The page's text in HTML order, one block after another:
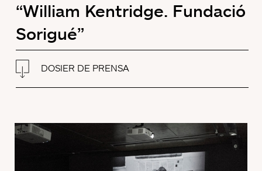
“William Kentridge. Fundació
Sorigué”
DOSIER DE PRENSA